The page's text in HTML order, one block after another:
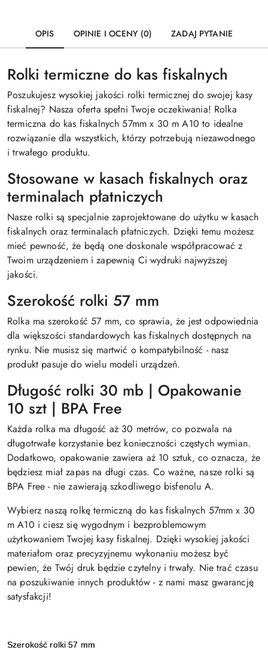
OPIS OPINIE I OCENY (0) ZADAJ PYTANIE
Rolki termiczne do kas fiskalnych
Poszukujesz wysokiej jakości rolki termicznej do swojej kasy
fiskalnej? Nasza oferta spełni Twoje oczekiwania! Rolka
termiczna do kas fiskalnych 57mm x 30 m A10 to idealne
rozwiązanie dla wszystkich, którzy potrzebują niezawodnego
i trwałego produktu.
Stosowane w kasach fiskalnych oraz
terminalach płatniczych
Nasze rolki są specjalnie zaprojektowane do użytku w kasach
fiskalnych oraz terminalach płatniczych. Dzięki temu możesz
mieć pewność, że będą one doskonale współpracować z
Twoim urządzeniem i zapewnią Ci wydruki najwyższej
jakości.
Szerokość rolki 57 mm
Rolka ma szerokość 57 mm, co sprawia, że jest odpowiednia
dla większości standardowych kas fiskalnych dostępnych na
rynku. Nie musisz się martwić o kompatybilność - nasz
produkt pasuje do wielu modeli urządzeń.
Długość rolki 30 mb | Opakowanie
10 szt | BPA Free
Każda rolka ma długość aż 30 metrów, co pozwala na
długotrwałe korzystanie bez konieczności częstych wymian.
Dodatkowo, opakowanie zawiera aż 10 sztuk, co oznacza, że
będziesz miał zapas na długi czas. Co ważne, nasze rolki są
BPA Free - nie zawierają szkodliwego bisfenolu A.
Wybierz naszą rolkę termiczną do kas fiskalnych 57mm x 30
m A10 i ciesz się wygodnym i bezproblemowym
użytkowaniem Twojej kasy fiskalnej. Dzięki wysokiej jakości
materiałom oraz precyzyjnemu wykonaniu możesz być
pewien, że Twój druk będzie czytelny i trwały. Nie trać czasu
na poszukiwanie innych produktów - z nami masz gwarancję
satysfakcji!
Szerokość rolki 57 mm